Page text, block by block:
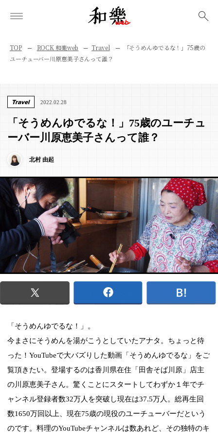
TOP ROCK 和樂web Travel
「そうめんゆでるな！」75歳の
ユーチューバー川原恵美子さんって誰？
Travel 2022.02.28
「そうめんゆでるな！」75歳のユーチュ
ーバー川原恵美子さんって誰？
北村 由起
「そうめんゆでるな！」。
今まさにそうめんを湯がこうとしていたアナタ。ちょっと待
った！YouTubeで大バズりした動画「そうめんゆでるな」をご
覧頂きたい。登場するのは香川県在住「田舎そば川原」店主
の川原恵美子さん。驚くことにスタートしてわずか１年でチ
ャンネル登録者数32万人を突破し現在は37.5万人。総再生回
数1650万回以上、現在75歳の現役のユーチューバーだという
のです。料理のYouTubeチャンネルは数あれど、その独特のキ